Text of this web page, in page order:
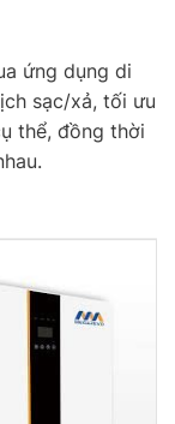
ứng dụng di
sạc/xả, tối ưu
thể, đồng thời